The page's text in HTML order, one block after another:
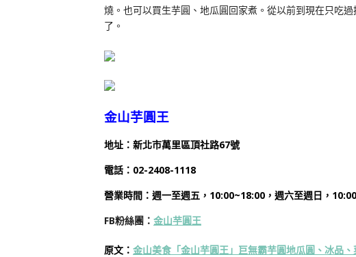
燒。也可以買生芋圓、地瓜圓回家煮。從以前到現在只吃
了。
金山芋圓王
地址：新北市萬里區頂社路67號
電話： 02-2408-1118
營業時間：週一至週五，10:00~18:00，週六至週日，
FB粉絲團： 金山芋圓王
原文： 金山美食「金山芋圓王」巨無霸芋圓地瓜圓、冰品